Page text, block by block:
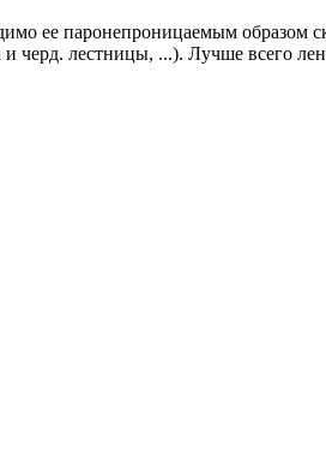
ее паронепроницаемым образом
черд. лестницы, ...). Лучше всего